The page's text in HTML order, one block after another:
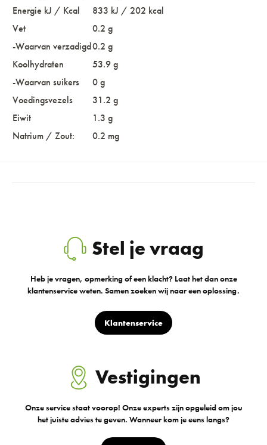
Energie kJ / Kcal
833 kJ / 202 kcal
Vet
0.2 g
-Waarvan verzadigd0.2 g
Koolhydraten
53.9 g
-Waarvan suikers
0 g
Voedingsvezels
31.2 g
Eiwit
1.3 g
Natrium / Zout:
0.2 mg
Stel je vraag
Heb je vragen, opmerking of een klacht? Laat het dan onze
klantenservice weten. Samen zoeken wij naar een oplossing.
Klantenservice
Vestigingen
Onze service staat voorop! Onze experts zijn opgeleid om jou
het juiste advies te geven. Wanneer kom je eens langs?